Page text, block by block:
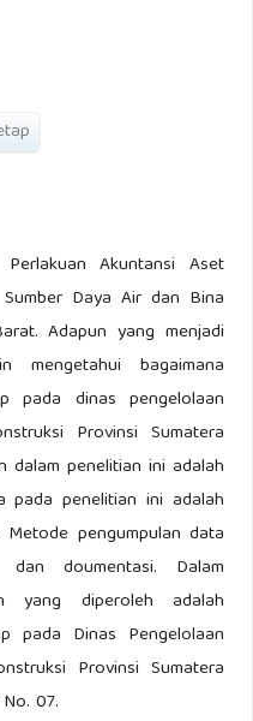
Akuntansi Aset
Daya Air dan Bina
Adapun yang menjadi
mengetahui bagaimana
pada dinas pengelolaan
Provinsi Sumatera
dalam penelitian ini adalah
pada penelitian ini adalah
pengumpulan data
dan doumentasi. Dalam
yang diperoleh adalah
pada Dinas Pengelolaan
Provinsi Sumatera
07.